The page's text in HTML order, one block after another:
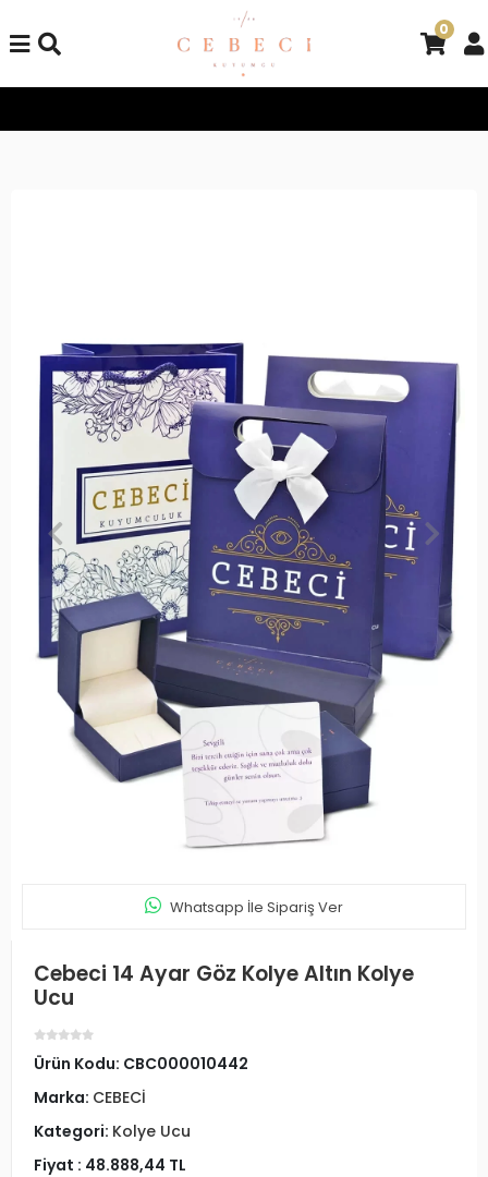
0
Whatsapp İle Sipariş Ver
Cebeci 14 Ayar Göz Kolye Altın Kolye
Ucu
Ürün Kodu: CBC000010442
Marka: CEBECİ
Kategori: Kolye Ucu
Fiyat : 48.888,44 TL